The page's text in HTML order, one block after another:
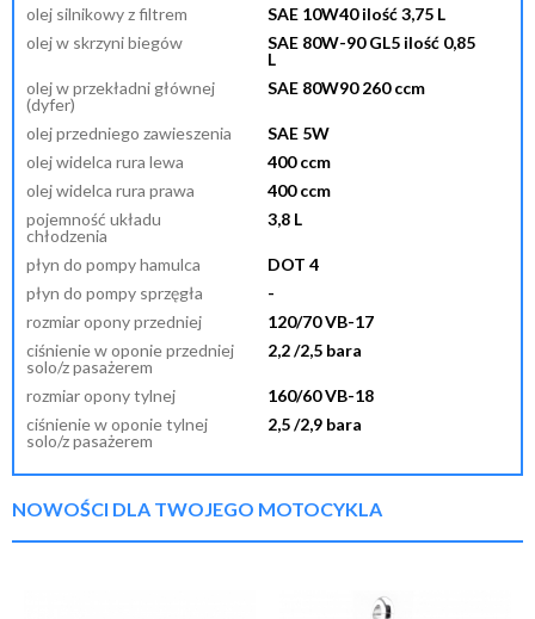
olej silnikowy z filtrem
SAE 10W40 ilość 3,75 L
olej w skrzyni biegów
SAE 80W-90 GL5 ilość 0,85
L
olej w przekładni głównej
(dyfer)
SAE 80W90 260 ccm
olej przedniego zawieszenia
SAE 5W
olej widelca rura lewa
400 ccm
olej widelca rura prawa
400 ccm
pojemność układu
chłodzenia
3,8 L
płyn do pompy hamulca
DOT 4
płyn do pompy sprzęgła
-
rozmiar opony przedniej
120/70 VB-17
ciśnienie w oponie przedniej
solo/z pasażerem
2,2 /2,5 bara
rozmiar opony tylnej
160/60 VB-18
ciśnienie w oponie tylnej
solo/z pasażerem
2,5 /2,9 bara
NOWOŚCI DLA TWOJEGO MOTOCYKLA